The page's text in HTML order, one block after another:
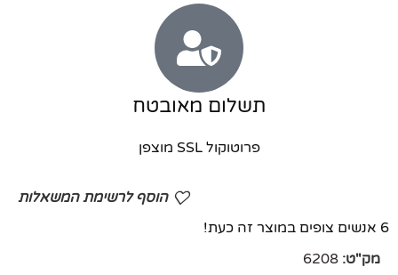
תשלום מאובטח
פרוטוקול SSL מוצפן
הוסף לרשימת המשאלות
6 אנשים צופים במוצר זה כעת!
מק"ט: 6208